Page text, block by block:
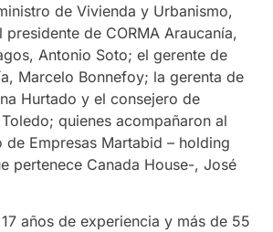
de Vivienda y Urbanismo,
presidente de CORMA Araucanía,
Antonio Soto; el gerente de
Marcelo Bonnefoy; la gerenta de
Hurtado y el consejero de
quienes acompañaron al
Empresas Martabid – holding
pertenece Canada House-, José
años de experiencia y más de 55